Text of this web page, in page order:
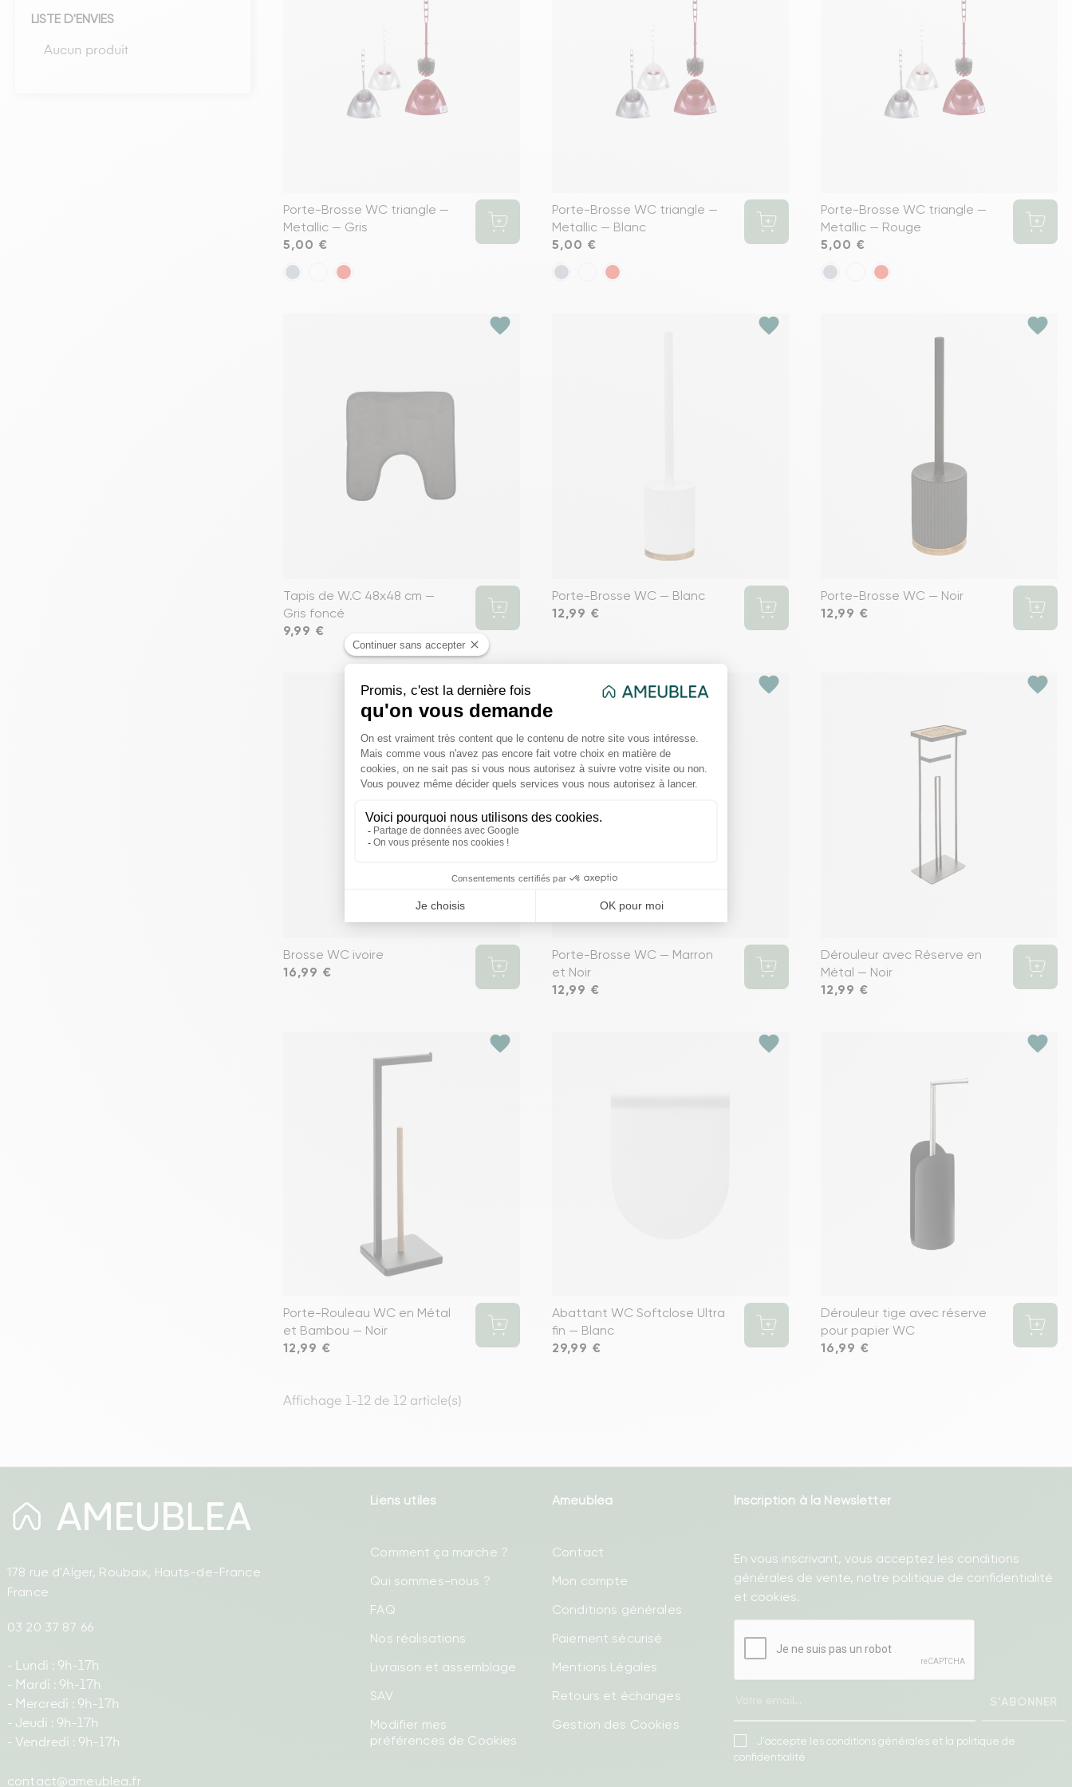
Voir tous les meubles de rangements
LISTE D'ENVIES
Aucun produit
Porte-Brosse WC triangle —
Metallic — Gris
Prix
5,00 €
Porte-Brosse WC triangle —
Metallic — Blanc
Prix
5,00 €
Porte-Brosse WC triangle —
Metallic — Rouge
Prix
5,00 €
favorite
Tapis de W.C 48x48 cm —
Gris foncé
Prix
9,99 €
favorite
Porte-Brosse WC — Blanc
Prix
12,99 €
favorite
Porte-Brosse WC — Noir
Prix
12,99 €
favorite
Brosse WC ivoire
Prix
16,99 €
favorite
Porte-Brosse WC — Marron
et Noir
Prix
12,99 €
favorite
Dérouleur avec Réserve en
Métal — Noir
Prix
12,99 €
favorite
Porte-Rouleau WC en Métal
et Bambou — Noir
Prix
12,99 €
favorite
Abattant WC Softclose Ultra
fin — Blanc
Prix
29,99 €
favorite
Dérouleur tige avec réserve
pour papier WC
Prix
16,99 €
Affichage 1-12 de 12 article(s)
178 rue d'Alger, Roubaix, Hauts-de-France
France
03 20 37 87 66
- Lundi : 9h-17h
- Mardi : 9h-17h
- Mercredi : 9h-17h
- Jeudi : 9h-17h
- Vendredi : 9h-17h
contact@ameublea.fr
Liens utiles
Comment ça marche ?
Qui sommes-nous ?
FAQ
Nos réalisations
Livraison et assemblage
SAV
Modifier mes
préférences de Cookies
Ameublea
Contact
Mon compte
Conditions générales
Paiement sécurisé
Mentions Légales
Retours et échanges
Gestion des Cookies
Inscription à la Newsletter
En vous inscrivant, vous acceptez les conditions
générales de vente, notre politique de confidentialité
et cookies.
S'ABONNER
J'accepte les conditions générales et la politique de
confidentialité